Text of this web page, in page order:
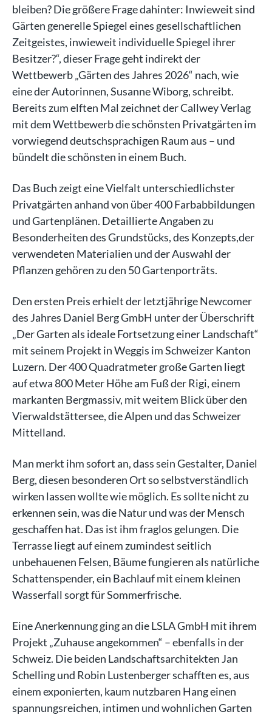
bleiben? Die größere Frage dahinter: Inwieweit sind
Gärten generelle Spiegel eines gesellschaftlichen
Zeitgeistes, inwieweit individuelle Spiegel ihrer
Besitzer?“, dieser Frage geht indirekt der
Wettbewerb „Gärten des Jahres 2026“ nach, wie
eine der Autorinnen, Susanne Wiborg, schreibt.
Bereits zum elften Mal zeichnet der Callwey Verlag
mit dem Wettbewerb die schönsten Privatgärten im
vorwiegend deutschsprachigen Raum aus – und
bündelt die schönsten in einem Buch.
Das Buch zeigt eine Vielfalt unterschiedlichster
Privatgärten anhand von über 400 Farbabbildungen
und Gartenplänen. Detaillierte Angaben zu
Besonderheiten des Grundstücks, des Konzepts,der
verwendeten Materialien und der Auswahl der
Pflanzen gehören zu den 50 Gartenporträts.
Den ersten Preis erhielt der letztjährige Newcomer
des Jahres Daniel Berg GmbH unter der Überschrift
„Der Garten als ideale Fortsetzung einer Landschaft“
mit seinem Projekt in Weggis im Schweizer Kanton
Luzern. Der 400 Quadratmeter große Garten liegt
auf etwa 800 Meter Höhe am Fuß der Rigi, einem
markanten Bergmassiv, mit weitem Blick über den
Vierwaldstättersee, die Alpen und das Schweizer
Mittelland.
Man merkt ihm sofort an, dass sein Gestalter, Daniel
Berg, diesen besonderen Ort so selbstverständlich
wirken lassen wollte wie möglich. Es sollte nicht zu
erkennen sein, was die Natur und was der Mensch
geschaffen hat. Das ist ihm fraglos gelungen. Die
Terrasse liegt auf einem zumindest seitlich
unbehauenen Felsen, Bäume fungieren als natürliche
Schattenspender, ein Bachlauf mit einem kleinen
Wasserfall sorgt für Sommerfrische.
Eine Anerkennung ging an die LSLA GmbH mit ihrem
Projekt „Zuhause angekommen“ – ebenfalls in der
Schweiz. Die beiden Landschaftsarchitekten Jan
Schelling und Robin Lustenberger schafften es, aus
einem exponierten, kaum nutzbaren Hang einen
spannungsreichen, intimen und wohnlichen Garten